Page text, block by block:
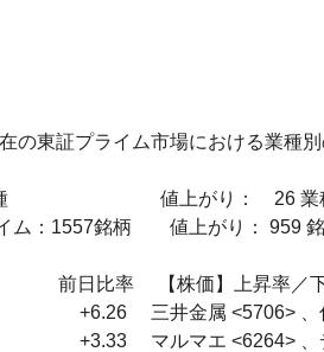
の東証プライム市場における業種
　　　　　　　値上がり：　26 業
：1557銘柄　　値上がり： 959 銘
　　 前日比率　 【株価】上昇率／
　 　 +6.26 　三井金属 <5706>
　 　 +3.33 　マルマエ <6264>